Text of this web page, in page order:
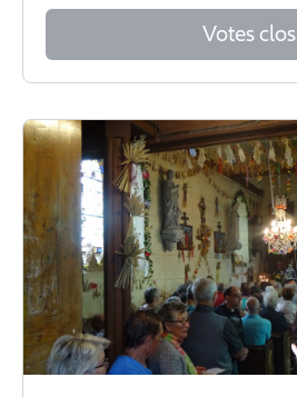
Votes clos